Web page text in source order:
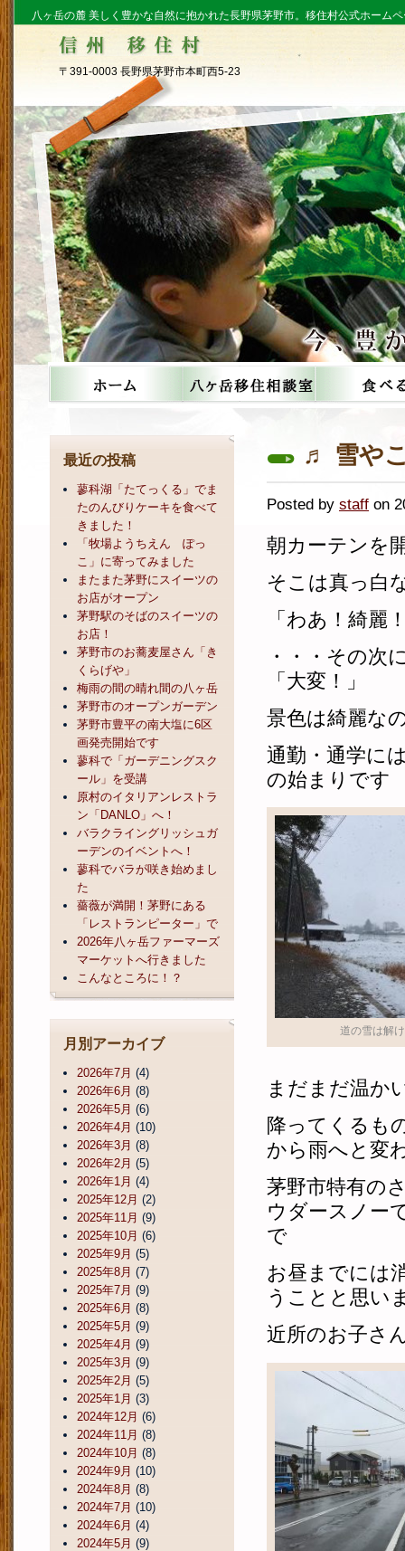
八ヶ岳の麓 美しく豊かな自然に抱かれた長野県茅野市。移住村公式ホーム
〒391-0003 長野県茅野市本町西5-23
♬ 雪や
Posted by staff on
朝カーテンを
そこは真っ白
「わあ！綺麗
・・・その次
「大変！」
景色は綺麗な
道の雪は解
通勤・通学に
の始まりです
まだまだ温か
降ってくるも
から雨へと変
茅野市特有の
ウダースノー
で
お昼までには
うことと思い
近所のお子さ
最近の投稿
蓼科湖「たてっくる」でま
たのんびりケーキを食べて
きました！
「牧場ようちえん ぽっ
こ」に寄ってみました
またまた茅野にスイーツの
お店がオープン
茅野駅のそばのスイーツの
お店！
茅野市のお蕎麦屋さん「き
くらげや」
梅雨の間の晴れ間の八ヶ岳
茅野市のオープンガーデン
茅野市豊平の南大塩に6区
画発売開始です
蓼科で「ガーデニングスク
ール」を受講
原村のイタリアンレストラ
ン「DANLO」へ！
バラクライングリッシュガ
ーデンのイベントへ！
蓼科でバラが咲き始めまし
た
薔薇が満開！茅野にある
「レストランピーター」で
2026年八ヶ岳ファーマーズ
マーケットへ行きました
こんなところに！？
月別アーカイブ
2026年7月 (4)
2026年6月 (8)
2026年5月 (6)
2026年4月 (10)
2026年3月 (8)
2026年2月 (5)
2026年1月 (4)
2025年12月 (2)
2025年11月 (9)
2025年10月 (6)
2025年9月 (5)
2025年8月 (7)
2025年7月 (9)
2025年6月 (8)
2025年5月 (9)
2025年4月 (9)
2025年3月 (9)
2025年2月 (5)
2025年1月 (3)
2024年12月 (6)
2024年11月 (8)
2024年10月 (8)
2024年9月 (10)
2024年8月 (8)
2024年7月 (10)
2024年6月 (4)
2024年5月 (9)